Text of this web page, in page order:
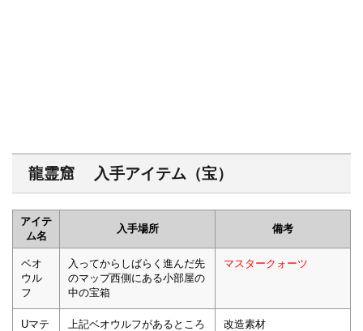
龍霊窟 入手アイテム（宝）
アイテ
ム名
入手場所 備考
ベオ
ウル
フ
入ってからしばらく進んだ先
のマップ西側にある小部屋の
中の宝箱
マスタークォーツ
Uマテ
上記ベオウルフがあるところ
改造素材